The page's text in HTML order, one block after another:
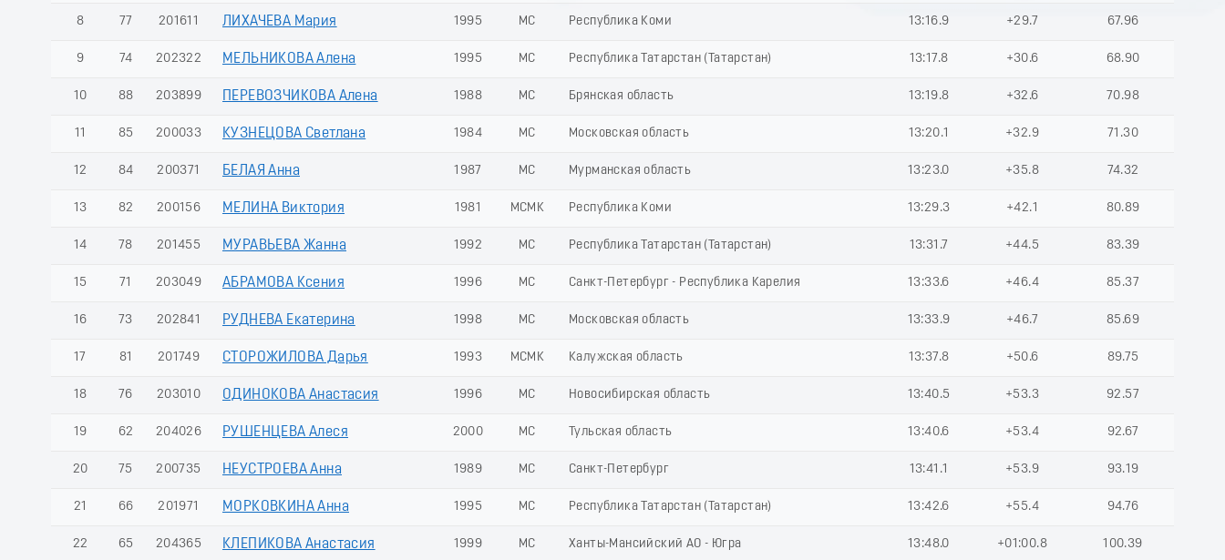
8 77 201611 ЛИХАЧЕВА Мария 1995 МС Республика Коми 13:16.9 +29.7 67.96
9 74 202322 МЕЛЬНИКОВА Алена 1995 МС Республика Татарстан (Татарстан) 13:17.8 +30.6 68.90
10 88 203899 ПЕРЕВОЗЧИКОВА Алена 1988 МС Брянская область 13:19.8 +32.6 70.98
11 85 200033 КУЗНЕЦОВА Светлана 1984 МС Московская область 13:20.1 +32.9 71.30
12 84 200371 БЕЛАЯ Анна 1987 МС Мурманская область 13:23.0 +35.8 74.32
13 82 200156 МЕЛИНА Виктория 1981 МСМК Республика Коми 13:29.3 +42.1 80.89
14 78 201455 МУРАВЬЕВА Жанна 1992 МС Республика Татарстан (Татарстан) 13:31.7 +44.5 83.39
15 71 203049 АБРАМОВА Ксения 1996 МС Санкт-Петербург - Республика Карелия 13:33.6 +46.4 85.37
16 73 202841 РУДНЕВА Екатерина 1998 МС Московская область 13:33.9 +46.7 85.69
17 81 201749 СТОРОЖИЛОВА Дарья 1993 МСМК Калужская область 13:37.8 +50.6 89.75
18 76 203010 ОДИНОКОВА Анастасия 1996 МС Новосибирская область 13:40.5 +53.3 92.57
19 62 204026 РУШЕНЦЕВА Алеся 2000 МС Тульская область 13:40.6 +53.4 92.67
20 75 200735 НЕУСТРОЕВА Анна 1989 МС Санкт-Петербург 13:41.1 +53.9 93.19
21 66 201971 МОРКОВКИНА Анна 1995 МС Республика Татарстан (Татарстан) 13:42.6 +55.4 94.76
22 65 204365 КЛЕПИКОВА Анастасия 1999 МС Ханты-Мансийский АО - Югра 13:48.0 +01:00.8 100.39